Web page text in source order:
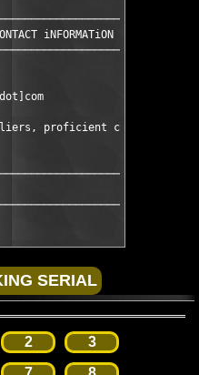
iNFORMATiON «
proficient crackers &
2
3